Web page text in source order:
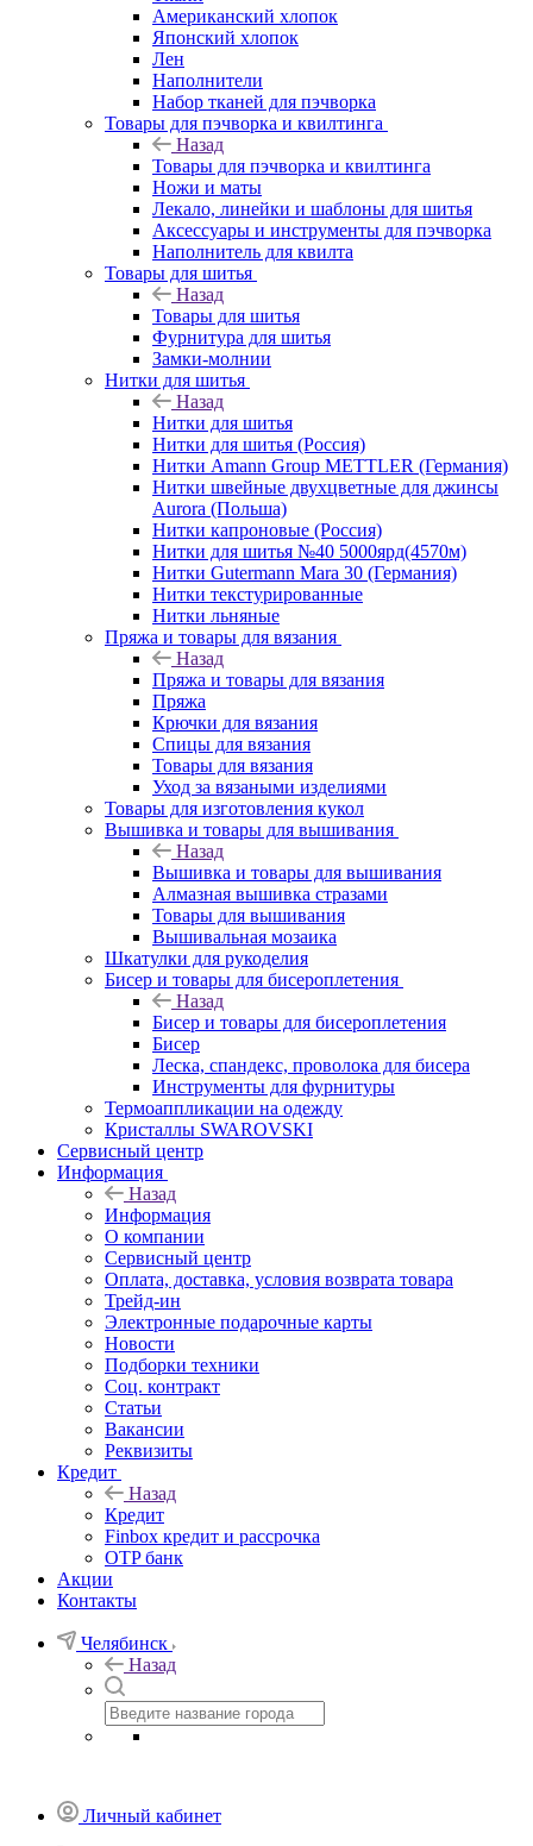
Американский хлопок
Японский хлопок
Лен
Наполнители
Набор тканей для пэчворка
Товары для пэчворка и квилтинга
Назад
Товары для пэчворка и квилтинга
Ножи и маты
Лекало, линейки и шаблоны для шитья
Аксессуары и инструменты для пэчворка
Наполнитель для квилта
Товары для шитья
Назад
Товары для шитья
Фурнитура для шитья
Замки-молнии
Нитки для шитья
Назад
Нитки для шитья
Нитки для шитья (Россия)
Нитки Amann Group METTLER (Германия)
Нитки швейные двухцветные для джинсы
Aurora (Польша)
Нитки капроновые (Россия)
Нитки для шитья №40 5000ярд(4570м)
Нитки Gutermann Mara 30 (Германия)
Нитки текстурированные
Нитки льняные
Пряжа и товары для вязания
Назад
Пряжа и товары для вязания
Пряжа
Крючки для вязания
Спицы для вязания
Товары для вязания
Уход за вязаными изделиями
Товары для изготовления кукол
Вышивка и товары для вышивания
Назад
Вышивка и товары для вышивания
Алмазная вышивка стразами
Товары для вышивания
Вышивальная мозаика
Шкатулки для рукоделия
Бисер и товары для бисероплетения
Назад
Бисер и товары для бисероплетения
Бисер
Леска, спандекс, проволока для бисера
Инструменты для фурнитуры
Термоаппликации на одежду
Кристаллы SWAROVSKI
Сервисный центр
Информация
Назад
Информация
О компании
Сервисный центр
Оплата, доставка, условия возврата товара
Трейд-ин
Электронные подарочные карты
Новости
Подборки техники
Соц. контракт
Статьи
Вакансии
Реквизиты
Кредит
Назад
Кредит
Finbox кредит и рассрочка
OTP банк
Акции
Контакты
Челябинск
Назад
Личный кабинет